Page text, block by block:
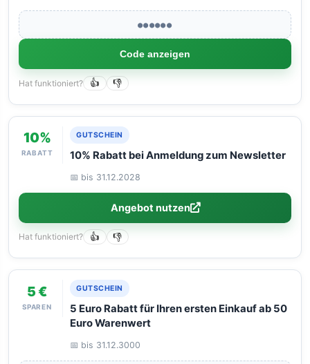
●●●●●●
Code anzeigen
Hat funktioniert? 👍 👎
10%
RABATT
GUTSCHEIN
10% Rabatt bei Anmeldung zum Newsletter
📅 bis 31.12.2028
Angebot nutzen
Hat funktioniert? 👍 👎
5 €
SPAREN
GUTSCHEIN
5 Euro Rabatt für Ihren ersten Einkauf ab 50
Euro Warenwert
📅 bis 31.12.3000